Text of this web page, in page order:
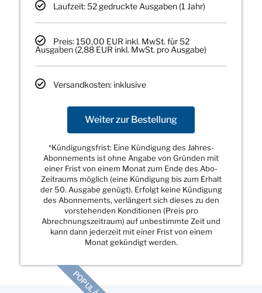
Laufzeit: 52 gedruckte Ausgaben (1 Jahr)
Preis: 150,00 EUR inkl. MwSt. für 52
Ausgaben (2,88 EUR inkl. MwSt. pro Ausgabe)
Versandkosten: inklusive
Weiter zur Bestellung
*Kündigungsfrist: Eine Kündigung des Jahres-
Abonnements ist ohne Angabe von Gründen mit
einer Frist von einem Monat zum Ende des Abo-
Zeitraums möglich (eine Kündigung bis zum Erhalt
der 50. Ausgabe genügt). Erfolgt keine Kündigung
des Abonnements, verlängert sich dieses zu den
vorstehenden Konditionen (Preis pro
Abrechnungszeitraum) auf unbestimmte Zeit und
kann dann jederzeit mit einer Frist von einem
Monat gekündigt werden.
POPULÄR